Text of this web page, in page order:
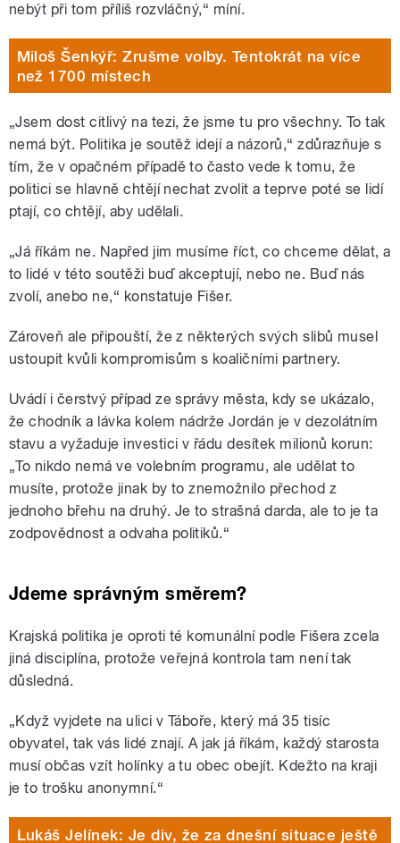
nebýt při tom příliš rozvláčný,“ míní.
Miloš Šenkýř: Zrušme volby. Tentokrát na více
než 1700 místech
„Jsem dost citlivý na tezi, že jsme tu pro všechny. To tak
nemá být. Politika je soutěž idejí a názorů,“ zdůrazňuje s
tím, že v opačném případě to často vede k tomu, že
politici se hlavně chtějí nechat zvolit a teprve poté se lidí
ptají, co chtějí, aby udělali.
„Já říkám ne. Napřed jim musíme říct, co chceme dělat, a
to lidé v této soutěži buď akceptují, nebo ne. Buď nás
zvolí, anebo ne,“ konstatuje Fišer.
Zároveň ale připouští, že z některých svých slibů musel
ustoupit kvůli kompromisům s koaličními partnery.
Uvádí i čerstvý případ ze správy města, kdy se ukázalo,
že chodník a lávka kolem nádrže Jordán je v dezolátním
stavu a vyžaduje investici v řádu desítek milionů korun:
„To nikdo nemá ve volebním programu, ale udělat to
musíte, protože jinak by to znemožnilo přechod z
jednoho břehu na druhý. Je to strašná darda, ale to je ta
zodpovědnost a odvaha politiků.“
Jdeme správným směrem?
Krajská politika je oproti té komunální podle Fišera zcela
jiná disciplína, protože veřejná kontrola tam není tak
důsledná.
„Když vyjdete na ulici v Táboře, který má 35 tisíc
obyvatel, tak vás lidé znají. A jak já říkám, každý starosta
musí občas vzít holínky a tu obec obejít. Kdežto na kraji
je to trošku anonymní.“
Lukáš Jelínek: Je div, že za dnešní situace ještě